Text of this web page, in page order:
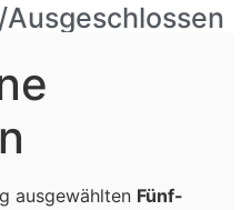
ausgewählten Fünf-